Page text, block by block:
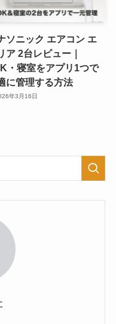
ソニック エアコン エ
ア 2台レビュー｜
・寝室をアプリ1つで
に管理する方法
年3月16日